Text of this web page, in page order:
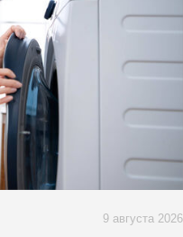
9 августа 2026